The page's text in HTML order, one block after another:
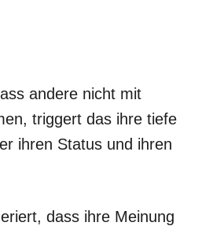
andere nicht mit
triggert das ihre tiefe
ihren Status und ihren
dass ihre Meinung